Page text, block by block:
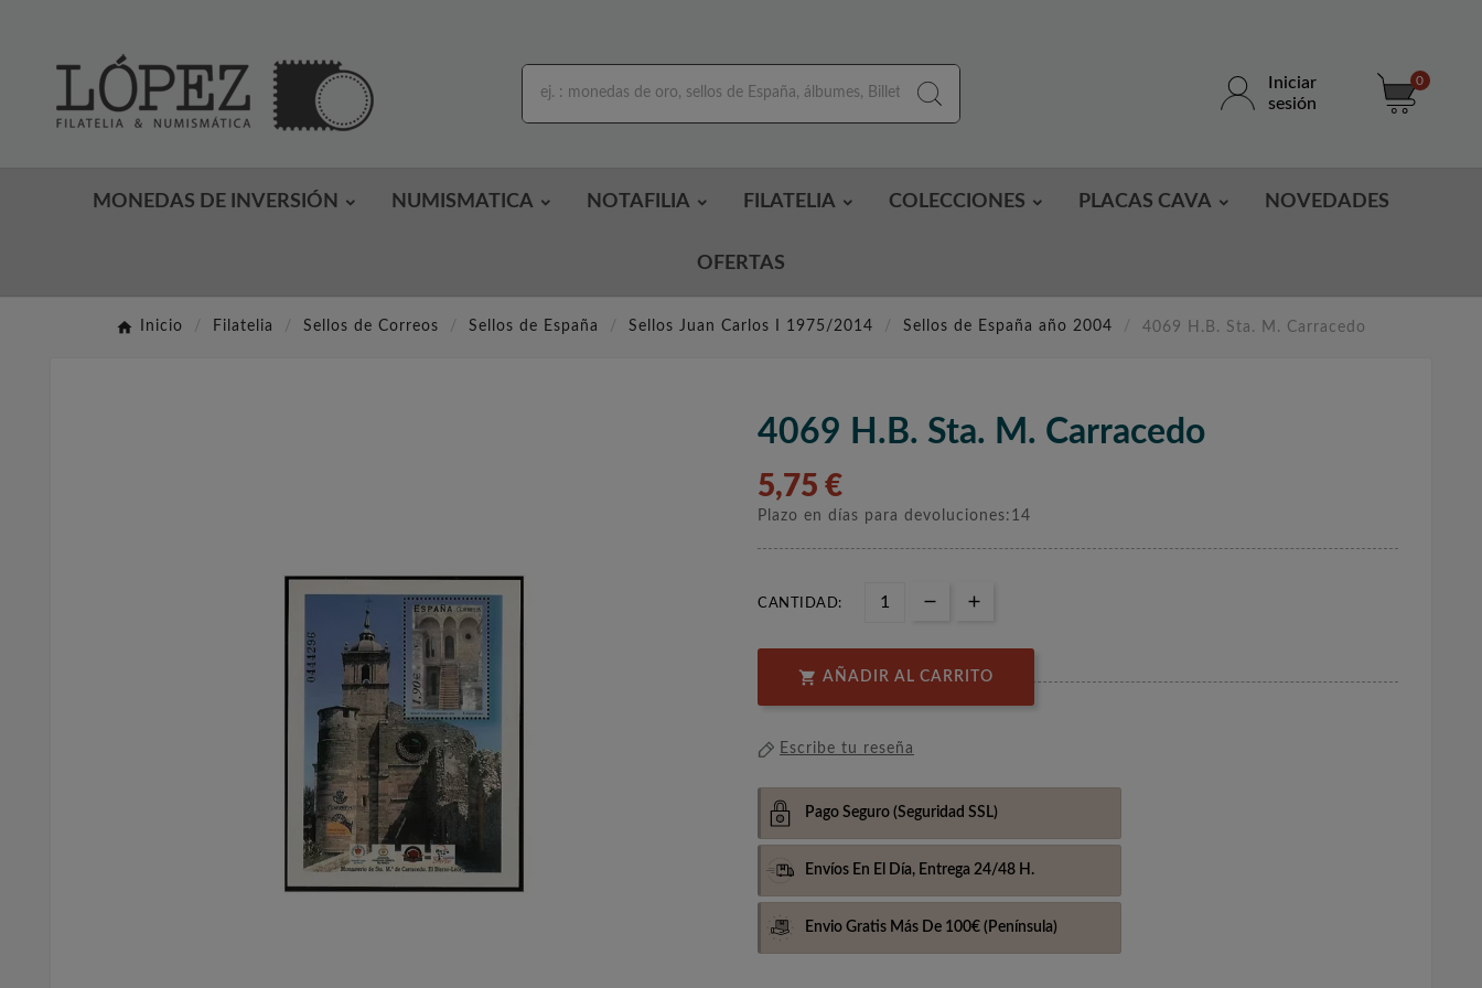
Iniciar
sesión
0
MONEDAS DE INVERSIÓN NUMISMATICA NOTAFILIA FILATELIA COLECCIONES PLACAS CAVA NOVEDADES
OFERTAS
Inicio Filatelia Sellos de Correos Sellos de España Sellos Juan Carlos I 1975/2014 Sellos de España año 2004 4069 H.B. Sta. M. Carracedo
4069 H.B. Sta. M. Carracedo
5,75 €
Plazo en días para devoluciones:14
CANTIDAD:
 AÑADIR AL CARRITO
Escribe tu reseña
Pago Seguro (Seguridad SSL)
Envíos En El Día, Entrega 24/48 H.
Envio Gratis Más De 100€ (Península)